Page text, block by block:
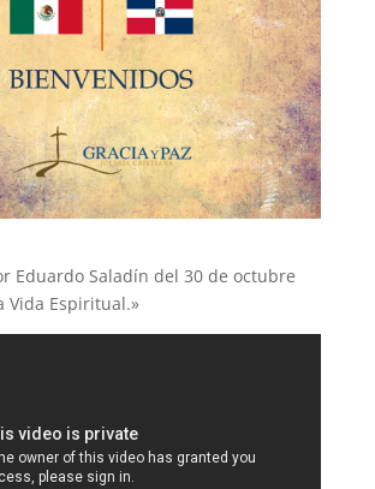
Eduardo Saladín del 30 de octubre
Vida Espiritual.»